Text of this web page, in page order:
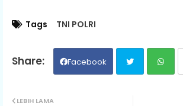
Tags TNI POLRI
Facebook
LEBIH LAMA